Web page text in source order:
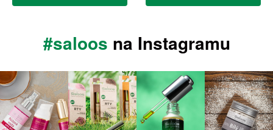
#saloos na Instagramu